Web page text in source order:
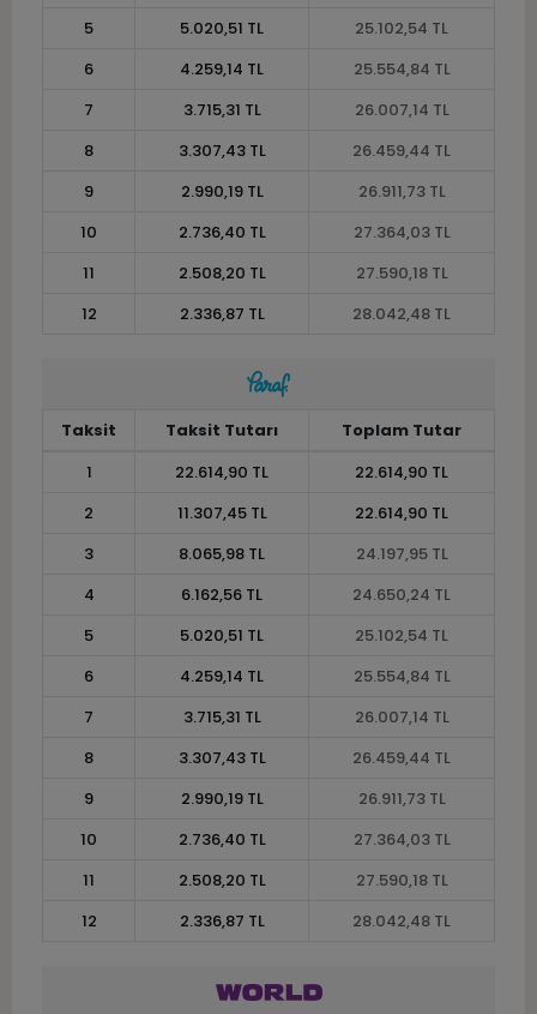
5 5.020,51 TL
25.102,54 TL
6
4.259,14 TL
25.554,84 TL
7
3.715,31 TL
26.007,14 TL
8
3.307,43 TL
26.459,44 TL
9
2.990,19 TL
26.911,73 TL
10
2.736,40 TL
27.364,03 TL
11
2.508,20 TL
27.590,18 TL
12
2.336,87 TL 28.042,48 TL
Taksit Taksit Tutarı
Toplam Tutar
1
22.614,90 TL
22.614,90 TL
2
11.307,45 TL
22.614,90 TL
3
8.065,98 TL
24.197,95 TL
4
6.162,56 TL
24.650,24 TL
5
5.020,51 TL
25.102,54 TL
6
4.259,14 TL
25.554,84 TL
7
3.715,31 TL
26.007,14 TL
8
3.307,43 TL
26.459,44 TL
9
2.990,19 TL
26.911,73 TL
10
2.736,40 TL
27.364,03 TL
11
2.508,20 TL
27.590,18 TL
12
2.336,87 TL 28.042,48 TL